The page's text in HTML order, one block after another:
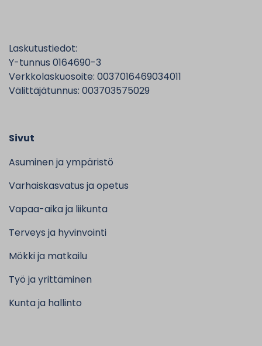
Laskutustiedot:
Y-tunnus 0164690-3
Verkkolaskuosoite: 0037016469034011
Välittäjätunnus: 003703575029
Sivut
Asuminen ja ympäristö
Varhaiskasvatus ja opetus
Vapaa-aika ja liikunta
Terveys ja hyvinvointi
Mökki ja matkailu
Työ ja yrittäminen
Kunta ja hallinto